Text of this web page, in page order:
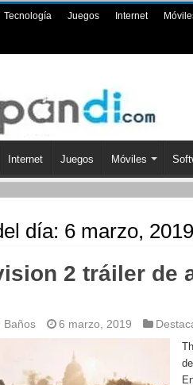
Tecnología Juegos Internet
Internet Juegos Móviles
día: 6 marzo, 2019
2 tráiler de
Baños 6 marzo, 2019